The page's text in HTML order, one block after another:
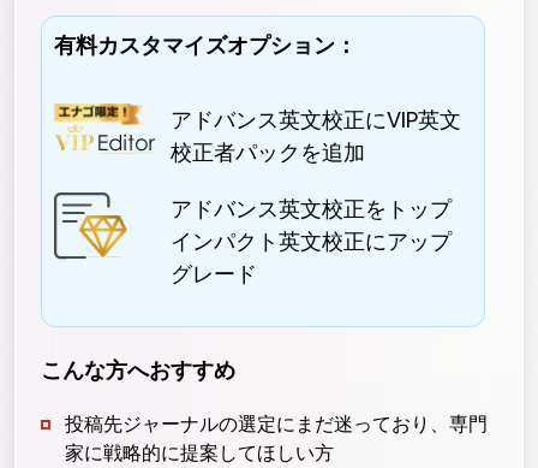
有料カスタマイズオプション：
アドバンス英文校正にVIP英文
校正者パックを追加
アドバンス英文校正をトップ
インパクト英文校正にアップ
グレード
こんな方へおすすめ
投稿先ジャーナルの選定にまだ迷っており、専門
家に戦略的に提案してほしい方